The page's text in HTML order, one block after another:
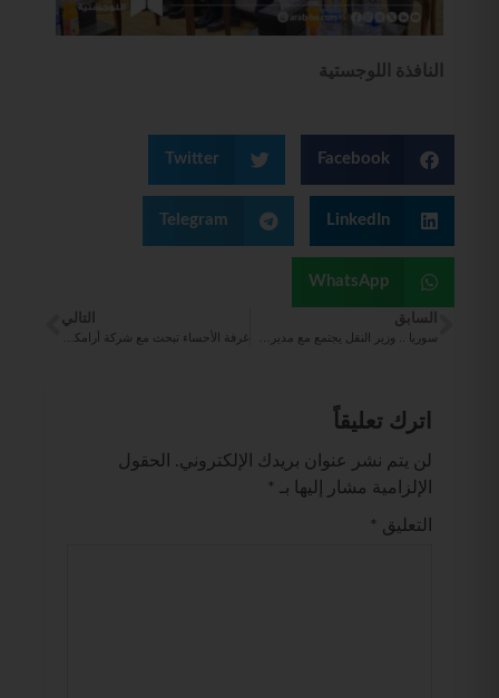
النافذة اللوجستية
Facebook
Twitter
LinkedIn
Telegram
WhatsApp
السابق التالي
اترك تعليقاً
لن يتم نشر عنوان بريدك الإلكتروني.
الحقول
الإلزامية مشار إليها بـ
*
التعليق *